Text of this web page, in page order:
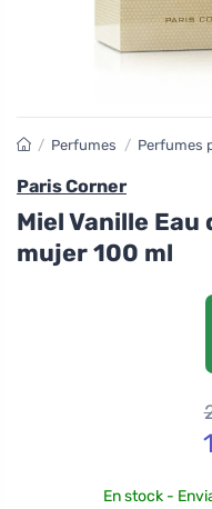
/ Perfumes / Perfumes
Paris Corner
Miel Vanille
mujer 100 ml
En stock -